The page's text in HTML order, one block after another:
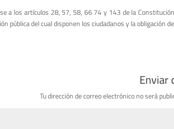
a los artículos 28, 57, 58, 66 74 y 143 de la
pública del cual disponen los ciudadanos y la
Enviar
Tu dirección de correo electrónico no será